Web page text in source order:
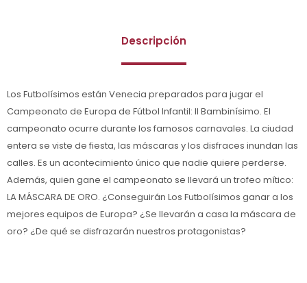
Descripción
Los Futbolísimos están Venecia preparados para jugar el
Campeonato de Europa de Fútbol Infantil: Il Bambinísimo. El
campeonato ocurre durante los famosos carnavales. La ciudad
entera se viste de fiesta, las máscaras y los disfraces inundan las
calles. Es un acontecimiento único que nadie quiere perderse.
Además, quien gane el campeonato se llevará un trofeo mítico:
LA MÁSCARA DE ORO. ¿Conseguirán Los Futbolísimos ganar a los
mejores equipos de Europa? ¿Se llevarán a casa la máscara de
oro? ¿De qué se disfrazarán nuestros protagonistas?